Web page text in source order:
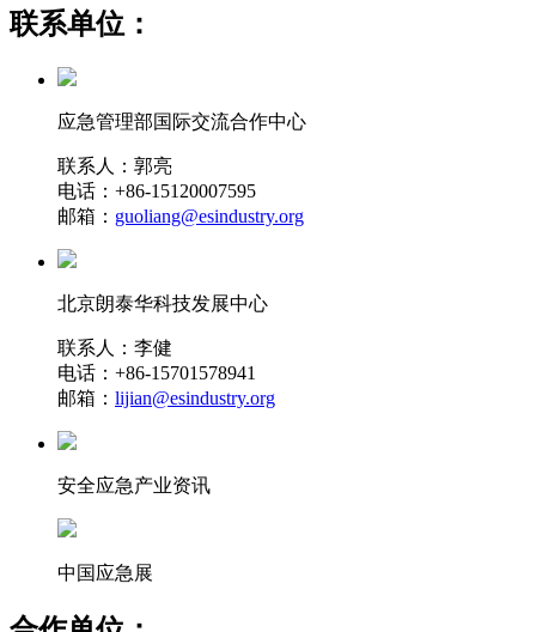
联系单位：
应急管理部国际交流合作中心
联系人：郭亮
电话：+86-15120007595
邮箱： guoliang@esindustry.org
北京朗泰华科技发展中心
联系人：李健
电话：+86-15701578941
邮箱： lijian@esindustry.org
安全应急产业资讯
中国应急展